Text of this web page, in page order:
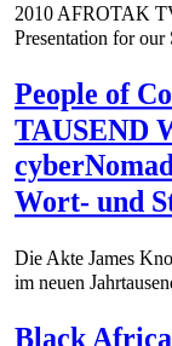
2010 AFROTAK
Presentation for our
People of
TAUSEND
Wort- und
Die Akte James
im neuen
Black